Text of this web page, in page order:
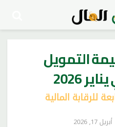
التمويل
2026
للرقابة المالية
أبريل 17, 2026